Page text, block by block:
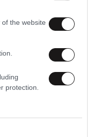
the website
protection.